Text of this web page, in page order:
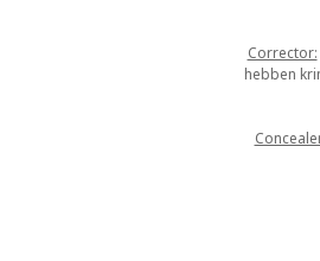
Corrector:
hebben